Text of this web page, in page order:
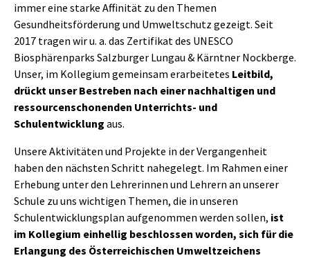
immer eine starke Affinität zu den Themen
Gesundheitsförderung und Umweltschutz gezeigt. Seit
2017 tragen wir u. a. das Zertifikat des UNESCO
Biosphärenparks Salzburger Lungau & Kärntner Nockberge.
Unser, im Kollegium gemeinsam erarbeitetes Leitbild,
drückt unser Bestreben nach einer nachhaltigen und
ressourcenschonenden Unterrichts- und
Schulentwicklung aus.
Unsere Aktivitäten und Projekte in der Vergangenheit
haben den nächsten Schritt nahegelegt. Im Rahmen einer
Erhebung unter den Lehrerinnen und Lehrern an unserer
Schule zu uns wichtigen Themen, die in unseren
Schulentwicklungsplan aufgenommen werden sollen, ist
im Kollegium einhellig beschlossen worden, sich für die
Erlangung des Österreichischen Umweltzeichens